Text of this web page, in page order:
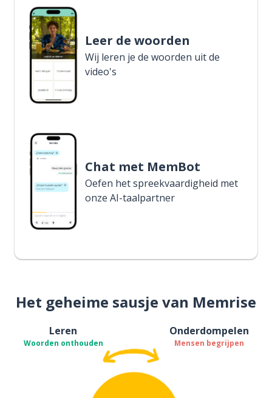
Leer de woorden
Wij leren je de woorden uit de
video's
Chat met MemBot
Oefen het spreekvaardigheid met
onze AI-taalpartner
Het geheime sausje van Memrise
Leren
Woorden onthouden
Onderdompelen
Mensen begrijpen